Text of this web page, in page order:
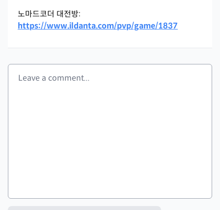
노마드코더 대전방:
https://www.ildanta.com/pvp/game/1837